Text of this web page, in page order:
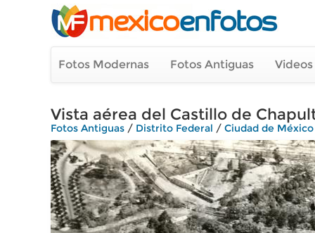
Fotos Modernas Fotos Antiguas
Vista aérea del Castillo de
Fotos Antiguas / Distrito Federal / Ciudad de México